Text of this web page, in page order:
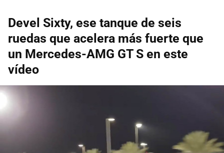
Devel Sixty, ese tanque de seis
ruedas que acelera más fuerte que
un Mercedes-AMG GT S en este
vídeo